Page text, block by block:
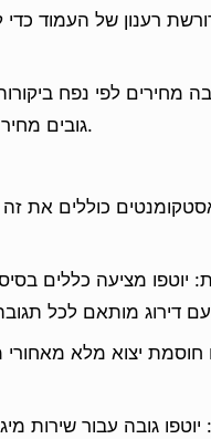
דורשת רענון של העמוד
מחירים לפי נפח
גובים מחיר קבוע לפי תנועת עמודים וכוללים כל תכונה בכל תוכנית.
יוטפו מציעה כללים
חוסמת יצוא מלא
גובה עבור שירות